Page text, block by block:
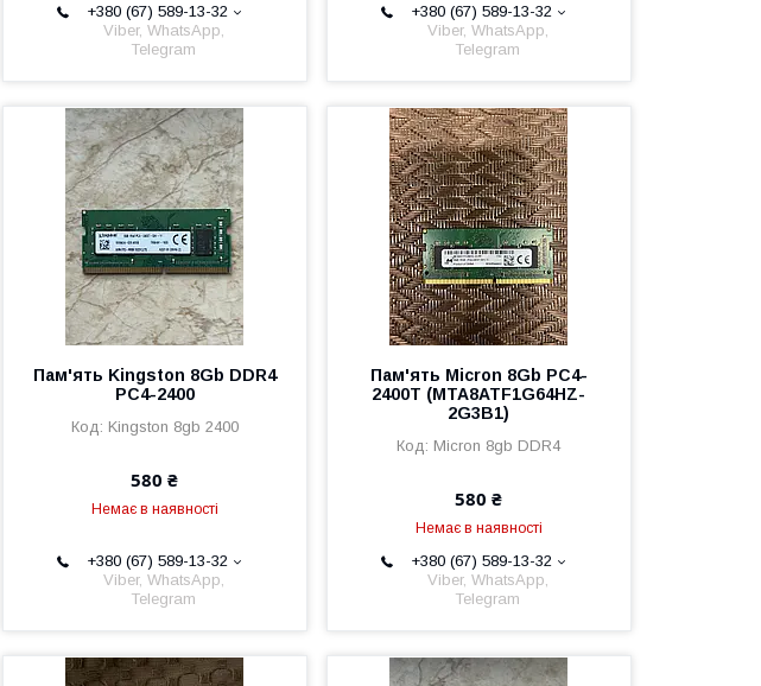
+380 (67) 589-13-32
Viber, WhatsApp,
Telegram
+380 (67) 589-13-32
Viber, WhatsApp,
Telegram
Пам'ять Kingston 8Gb DDR4
PC4-2400
Kingston 8gb 2400
580 ₴
Немає в наявності
+380 (67) 589-13-32
Viber, WhatsApp,
Telegram
Пам'ять Micron 8Gb PC4-
2400T (MTA8ATF1G64HZ-
2G3B1)
Micron 8gb DDR4
580 ₴
Немає в наявності
+380 (67) 589-13-32
Viber, WhatsApp,
Telegram